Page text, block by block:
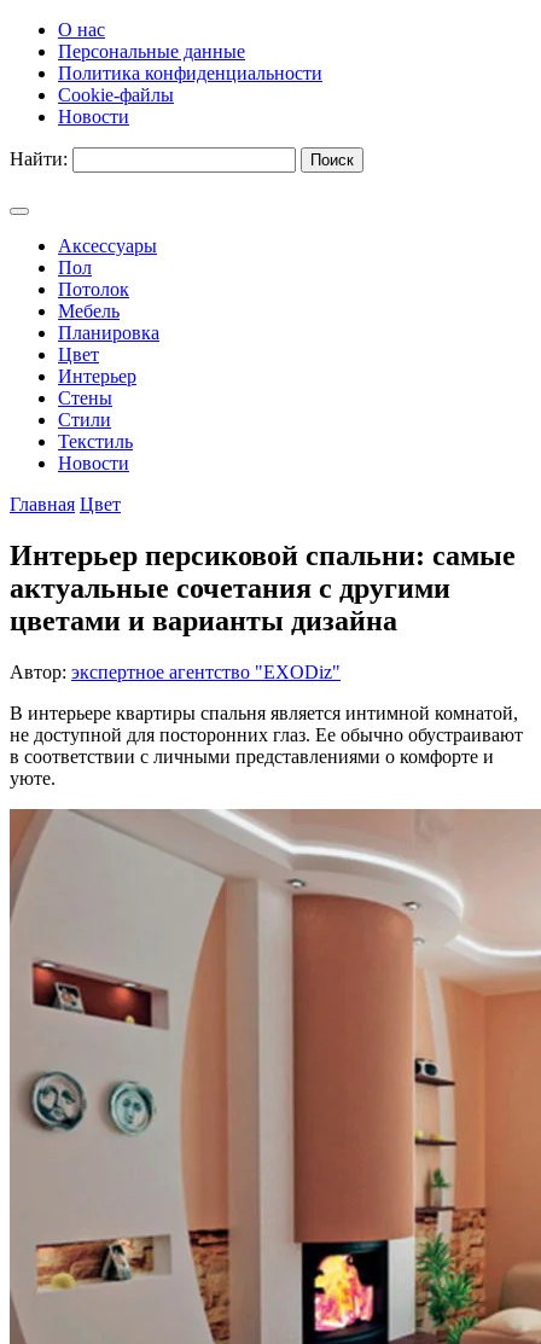
О нас
Персональные данные
Политика конфиденциальности
Cookie-файлы
Новости
Найти:
Аксессуары
Пол
Потолок
Мебель
Планировка
Цвет
Интерьер
Стены
Стили
Текстиль
Новости
Главная Цвет
Интерьер персиковой спальни: самые
актуальные сочетания с другими
цветами и варианты дизайна
Автор: экспертное агентство "EXODiz"
В интерьере квартиры спальня является интимной комнатой,
не доступной для посторонних глаз. Ее обычно обустраивают
в соответствии с личными представлениями о комфорте и
уюте.